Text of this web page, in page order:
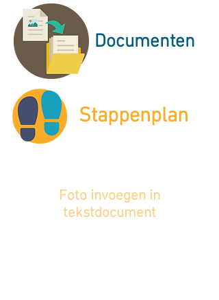
Documenten
Stappenplan
Foto invoegen in
tekstdocument